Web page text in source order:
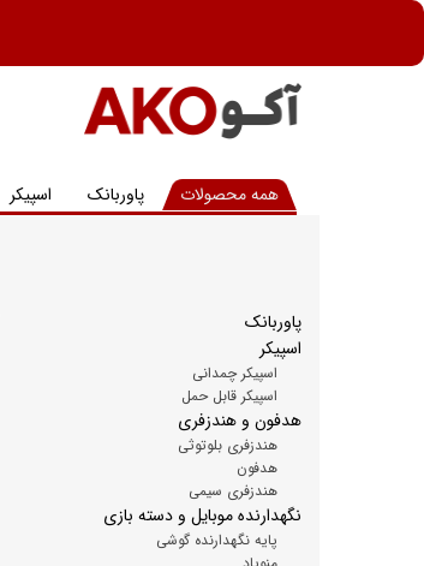
همه محصولات پاوربانک اسپیکر
پاوربانک
اسپیکر
اسپیکر چمدانی
اسپیکر قابل حمل
هدفون و هندزفری
هندزفری بلوتوثی
هدفون
هندزفری سیمی
نگهدارنده موبایل و دسته بازی
پایه نگهدارنده گوشی